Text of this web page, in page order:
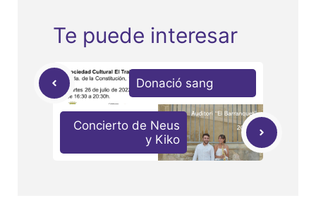
Te puede interesar
Donació sang
Concierto de Neus
y Kiko